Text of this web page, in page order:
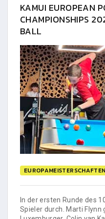
KAMUI EUROPEAN
CHAMPIONSHIPS
BALL
EUROPAMEISTERSCHAFTEN
In der ersten Runde des
Spieler durch. Marti Flynn